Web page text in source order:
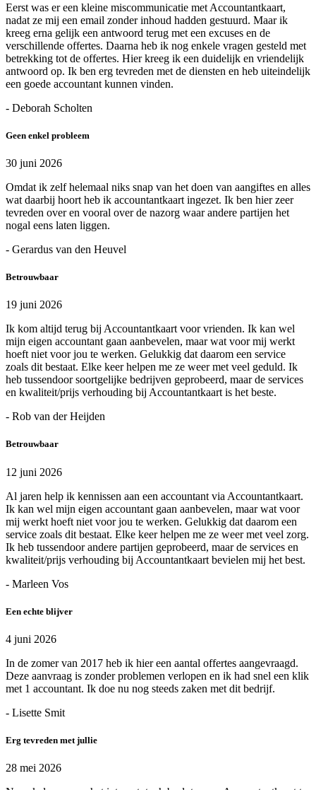
Eerst was er een kleine miscommunicatie met Accountantkaart,
nadat ze mij een email zonder inhoud hadden gestuurd. Maar ik
kreeg erna gelijk een antwoord terug met een excuses en de
verschillende offertes. Daarna heb ik nog enkele vragen gesteld met
betrekking tot de offertes. Hier kreeg ik een duidelijk en vriendelijk
antwoord op. Ik ben erg tevreden met de diensten en heb uiteindelijk
een goede accountant kunnen vinden.
- Deborah Scholten
Geen enkel probleem
30 juni 2026
Omdat ik zelf helemaal niks snap van het doen van aangiftes en alles
wat daarbij hoort heb ik accountantkaart ingezet. Ik ben hier zeer
tevreden over en vooral over de nazorg waar andere partijen het
nogal eens laten liggen.
- Gerardus van den Heuvel
Betrouwbaar
19 juni 2026
Ik kom altijd terug bij Accountantkaart voor vrienden. Ik kan wel
mijn eigen accountant gaan aanbevelen, maar wat voor mij werkt
hoeft niet voor jou te werken. Gelukkig dat daarom een service
zoals dit bestaat. Elke keer helpen me ze weer met veel geduld. Ik
heb tussendoor soortgelijke bedrijven geprobeerd, maar de services
en kwaliteit/prijs verhouding bij Accountantkaart is het beste.
- Rob van der Heijden
Betrouwbaar
12 juni 2026
Al jaren help ik kennissen aan een accountant via Accountantkaart.
Ik kan wel mijn eigen accountant gaan aanbevelen, maar wat voor
mij werkt hoeft niet voor jou te werken. Gelukkig dat daarom een
service zoals dit bestaat. Elke keer helpen me ze weer met veel zorg.
Ik heb tussendoor andere partijen geprobeerd, maar de services en
kwaliteit/prijs verhouding bij Accountantkaart bevielen mij het best.
- Marleen Vos
Een echte blijver
4 juni 2026
In de zomer van 2017 heb ik hier een aantal offertes aangevraagd.
Deze aanvraag is zonder problemen verlopen en ik had snel een klik
met 1 accountant. Ik doe nu nog steeds zaken met dit bedrijf.
- Lisette Smit
Erg tevreden met jullie
28 mei 2026